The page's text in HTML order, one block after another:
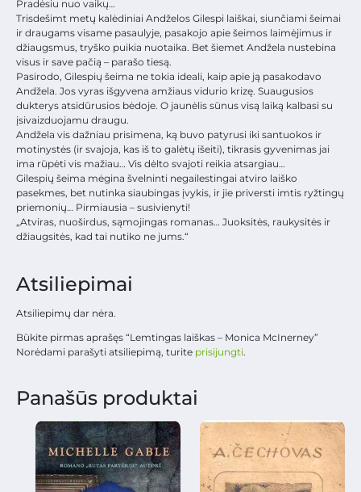
Pradėsiu nuo vaikų…
Trisdešimt metų kalėdiniai Andželos Gilespi laiškai, siunčiami šeimai
ir draugams visame pasaulyje, pasakojo apie šeimos laimėjimus ir
džiaugsmus, tryško puikia nuotaika. Bet šiemet Andžela nustebina
visus ir save pačią – parašo tiesą.
Pasirodo, Gilespių šeima ne tokia ideali, kaip apie ją pasakodavo
Andžela. Jos vyras išgyvena amžiaus vidurio krizę. Suaugusios
dukterys atsidūrusios bėdoje. O jaunėlis sūnus visą laiką kalbasi su
įsivaizduojamu draugu.
Andžela vis dažniau prisimena, ką buvo patyrusi iki santuokos ir
motinystės (ir svajoja, kas iš to galėtų išeiti), tikrasis gyvenimas jai
ima rūpėti vis mažiau… Vis dėlto svajoti reikia atsargiau…
Gilespių šeima mėgina švelninti negailestingai atviro laiško
pasekmes, bet nutinka siaubingas įvykis, ir jie priversti imtis ryžtingų
priemonių… Pirmiausia – susivienyti!
„Atviras, nuoširdus, sąmojingas romanas… Juoksitės, raukysitės ir
džiaugsitės, kad tai nutiko ne jums.“
Atsiliepimai
Atsiliepimų dar nėra.
Būkite pirmas aprašęs “Lemtingas laiškas – Monica McInerney”
Norėdami parašyti atsiliepimą, turite prisijungti.
Panašūs produktai